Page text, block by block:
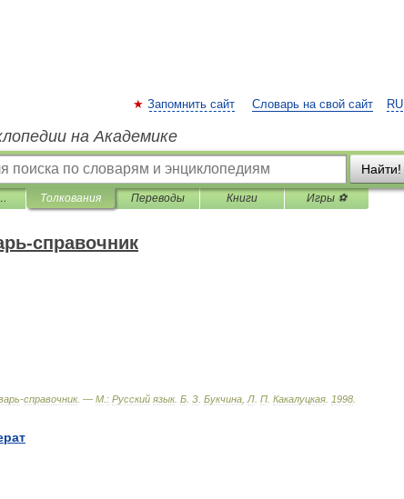
RU
Запомнить сайт Словарь на свой сайт
на Академике
Найти!
справочник Толкования Переводы Книги Игры ⚽
справочник
-справочник. — М : Русский язык. Б З Букчина Л П Какалуцкая 1998